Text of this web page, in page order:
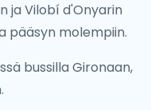
ja Vilobí d'Onyarin
pääsyn molempiin.
bussilla Gironaan,